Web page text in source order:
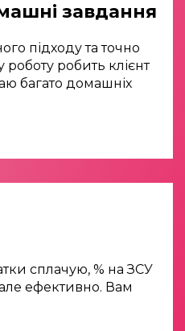
завдання
підходу та точно
робить клієнт
багато домашніх
сплачую, % на ЗСУ
ефективно. Вам